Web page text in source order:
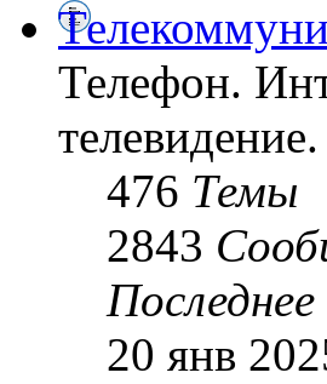
Телефон.
телевидение.
476 Темы
2843
20 янв